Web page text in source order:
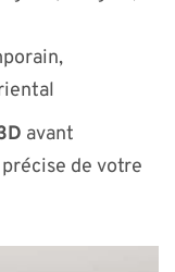
avant
de votre